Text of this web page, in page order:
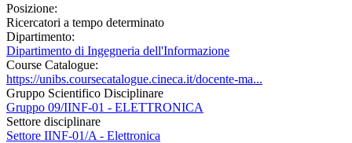
Posizione:
Ricercatori a tempo determinato
Dipartimento:
Dipartimento di Ingegneria dell'Informazione
Course Catalogue:
https://unibs.coursecatalogue.cineca.it/docente-ma...
Gruppo Scientifico Disciplinare
Gruppo 09/IINF-01 - ELETTRONICA
Settore disciplinare
Settore IINF-01/A - Elettronica